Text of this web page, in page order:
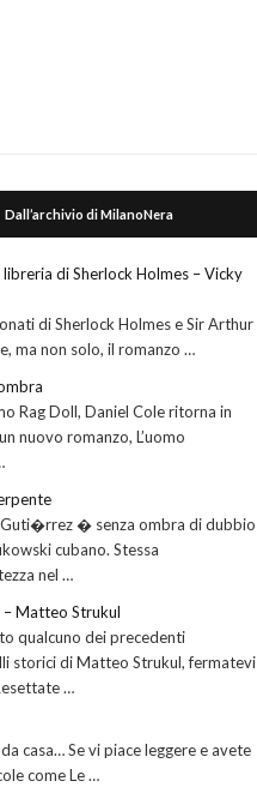
Dall’archivio di MilanoNera
di Sherlock Holmes – Vicky
di Sherlock Holmes e Sir Arthur
ma non solo, il romanzo …
Rag Doll, Daniel Cole ritorna in
nuovo romanzo, L’uomo
Guti�rrez � senza ombra di dubbio
cubano. Stessa
nel …
Matteo Strukul
qualcuno dei precedenti
storici di Matteo Strukul, fermatevi
…
casa… Se vi piace leggere e avete
come Le …